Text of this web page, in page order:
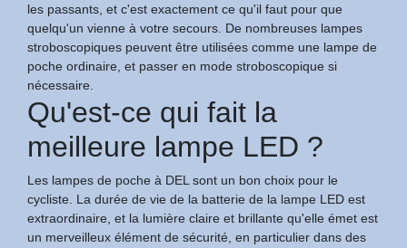
les passants, et c'est exactement ce qu'il faut pour que
quelqu'un vienne à votre secours. De nombreuses lampes
stroboscopiques peuvent être utilisées comme une lampe de
poche ordinaire, et passer en mode stroboscopique si
nécessaire.
Qu'est-ce qui fait la
meilleure lampe LED ?
Les lampes de poche à DEL sont un bon choix pour le
cycliste. La durée de vie de la batterie de la lampe LED est
extraordinaire, et la lumière claire et brillante qu'elle émet est
un merveilleux élément de sécurité, en particulier dans des